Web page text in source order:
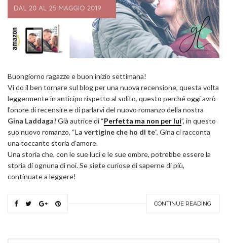
Buongiorno ragazze e buon inizio settimana!
Vi do il ben tornare sul blog per una nuova recensione, questa volta
leggermente in anticipo rispetto al solito, questo perché oggi avrò
l’onore di recensire e di parlarvi del nuovo romanzo della nostra
Gina Laddaga! Già autrice di “Perfetta ma non per lui”, in questo
suo nuovo romanzo, “L a vertigine che ho di te”, Gina ci racconta
una toccante storia d’amore.
Una storia che, con le sue luci e le sue ombre, potrebbe essere la
storia di ognuna di noi. Se siete curiose di saperne di più,
continuate a leggere!
CONTINUE READING